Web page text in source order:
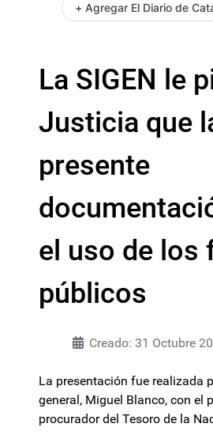
+ Agregar El Diario de
La SIGEN le
Justicia que
presente
el uso de los
públicos
Creado: 31 Octubre
La presentación fue realizada
general, Miguel Blanco, con el
procurador del Tesoro de la